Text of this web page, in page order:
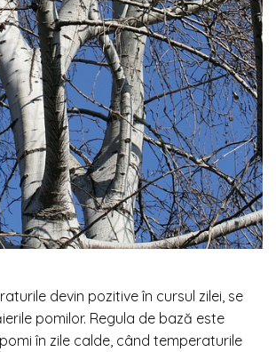
devin pozitive în cursul zilei, se
pomilor. Regula de bază este
în zile calde, când temperaturile